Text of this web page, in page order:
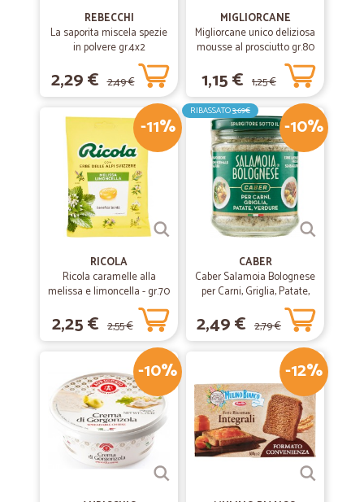
REBECCHI
La saporita miscela spezie
in polvere gr.4x2
2,29 € 2,49 €
MIGLIORCANE
Migliorcane unico deliziosa
mousse al prosciutto gr.80
1,15 € 1,25 €
-11%
RICOLA
Ricola caramelle alla
melissa e limoncella - gr.70
2,25 € 2,55 €
-10%
RIBASSATO3,69€
CABER
Caber Salamoia Bolognese
per Carni, Griglia, Patate,
Verdure 200 gr.
2,49 € 2,79 €
-10% -12%